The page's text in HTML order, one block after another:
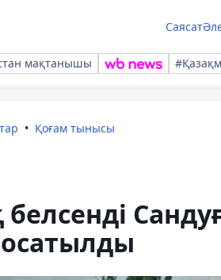
Саясат
мақтанышы
Қоғам тынысы